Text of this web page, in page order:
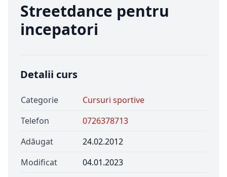
Streetdance pentru
incepatori
Detalii curs
Categorie
Cursuri sportive
Telefon
0726378713
Adăugat
24.02.2012
Modificat
04.01.2023